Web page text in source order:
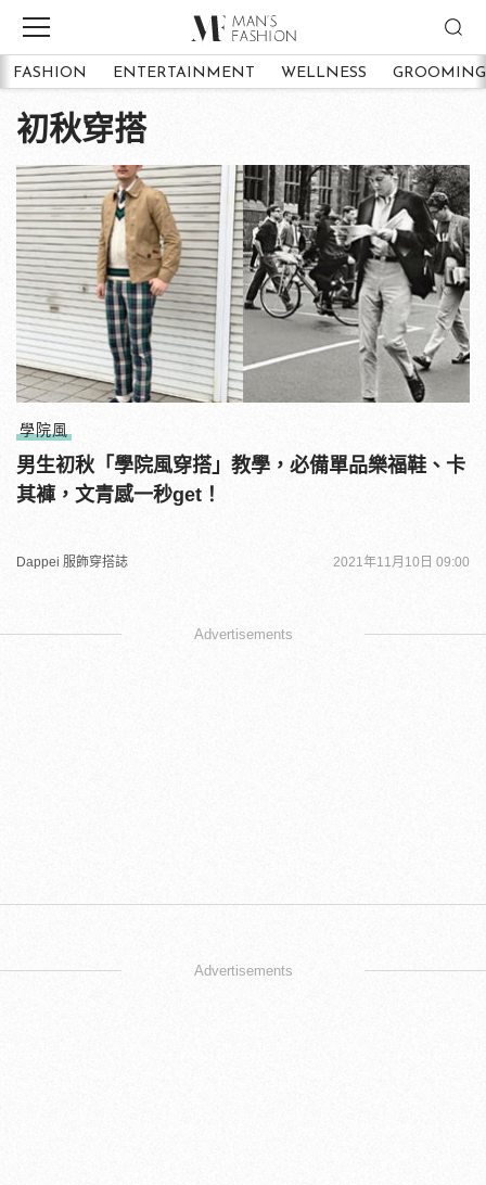
FASHION ENTERTAINMENT WELLNESS GROOMING
初秋穿搭
學院風
男生初秋「學院風穿搭」教學，必備單品樂福鞋、卡
其褲，文青感一秒get！
Dappei 服飾穿搭誌 2021年11月10日 09:00
Advertisements
Advertisements